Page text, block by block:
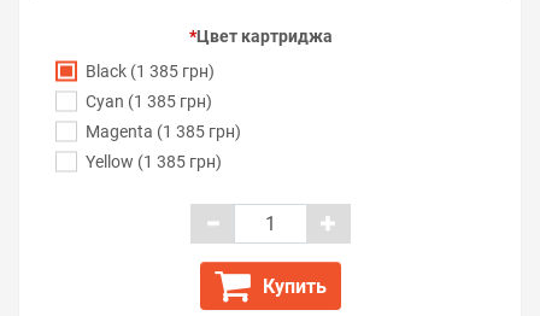
Цвет картриджа
Black (1 385 грн)
Cyan (1 385 грн)
Magenta (1 385 грн)
Yellow (1 385 грн)
Купить